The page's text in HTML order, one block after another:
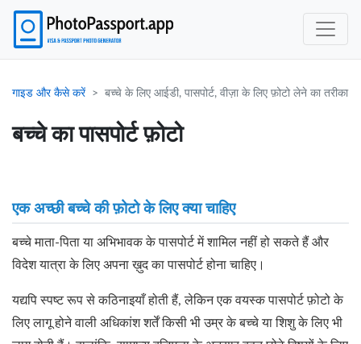
गाइड और कैसे करें बच्चे के लिए आईडी, पासपोर्ट, वीज़ा के लिए फ़ोटो लेने का तरीका
बच्चे का पासपोर्ट फ़ोटो
एक अच्छी बच्चे की फ़ोटो के लिए क्या चाहिए
बच्चे माता-पिता या अभिभावक के पासपोर्ट में शामिल नहीं हो सकते हैं और
विदेश यात्रा के लिए अपना ख़ुद का पासपोर्ट होना चाहिए।
यद्यपि स्पष्ट रूप से कठिनाइयाँ होती हैं, लेकिन एक वयस्क पासपोर्ट फ़ोटो के
लिए लागू होने वाली अधिकांश शर्तें किसी भी उम्र के बच्चे या शिशु के लिए भी